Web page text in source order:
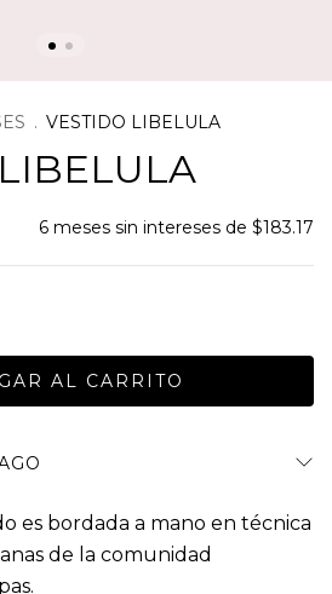
. VESTIDO LIBELULA
6 meses sin intereses de $183.17
es bordada a mano en técnica
de la comunidad